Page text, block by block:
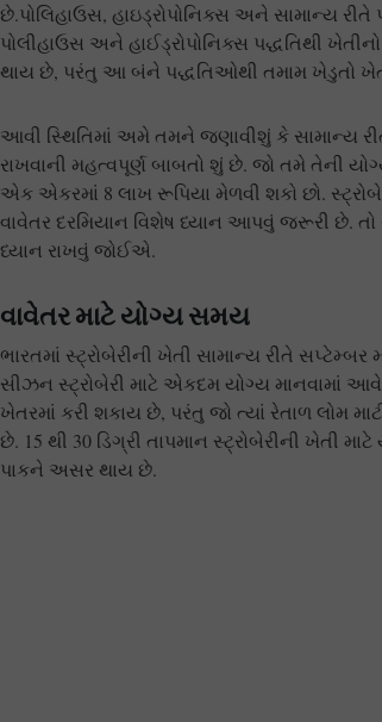
છે.પોલિહાઉસ, હાઇડ્રોપોનિક્સ અને સામાન્ય
પોલીહાઉસ અને હાઈડ્રોપોનિક્સ પદ્ધતિથી
થાય છે, પરંતુ આ બંને પદ્ધતિઓથી તમામ ખેડુતો
આવી સ્થિતિમાં અમે તમને જણાવીશું કે સામાન્ય રીતે
રાખવાની મહત્વપૂર્ણ બાબતો શું છે. જો તમે તેની
એક એકરમાં 8 લાખ રૂપિયા મેળવી શકો છો.
વાવેતર દરમિયાન વિશેષ ધ્યાન આપવું જરૂરી છે.
ધ્યાન રાખવું જોઈએ.
વાવેતર માટે યોગ્ય સમય
ભારતમાં સ્ટ્રોબેરીની ખેતી સામાન્ય રીતે
સીઝન સ્ટ્રોબેરી માટે એકદમ યોગ્ય માનવામાં
ખેતરમાં કરી શકાય છે, પરંતુ જો ત્યાં રેતાળ લોમ
છે. 15 થી 30 ડિગ્રી તાપમાન સ્ટ્રોબેરીની ખેતી
પાકને અસર થાય છે.